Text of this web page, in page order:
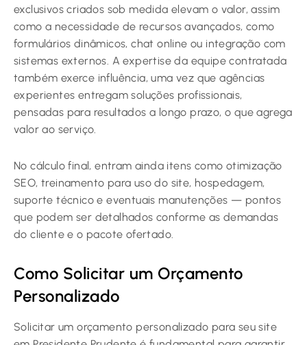
exclusivos criados sob medida elevam o valor, assim
como a necessidade de recursos avançados, como
formulários dinâmicos, chat online ou integração com
sistemas externos. A expertise da equipe contratada
também exerce influência, uma vez que agências
experientes entregam soluções profissionais,
pensadas para resultados a longo prazo, o que agrega
valor ao serviço.
No cálculo final, entram ainda itens como otimização
SEO, treinamento para uso do site, hospedagem,
suporte técnico e eventuais manutenções — pontos
que podem ser detalhados conforme as demandas
do cliente e o pacote ofertado.
Como Solicitar um Orçamento
Personalizado
Solicitar um orçamento personalizado para seu site